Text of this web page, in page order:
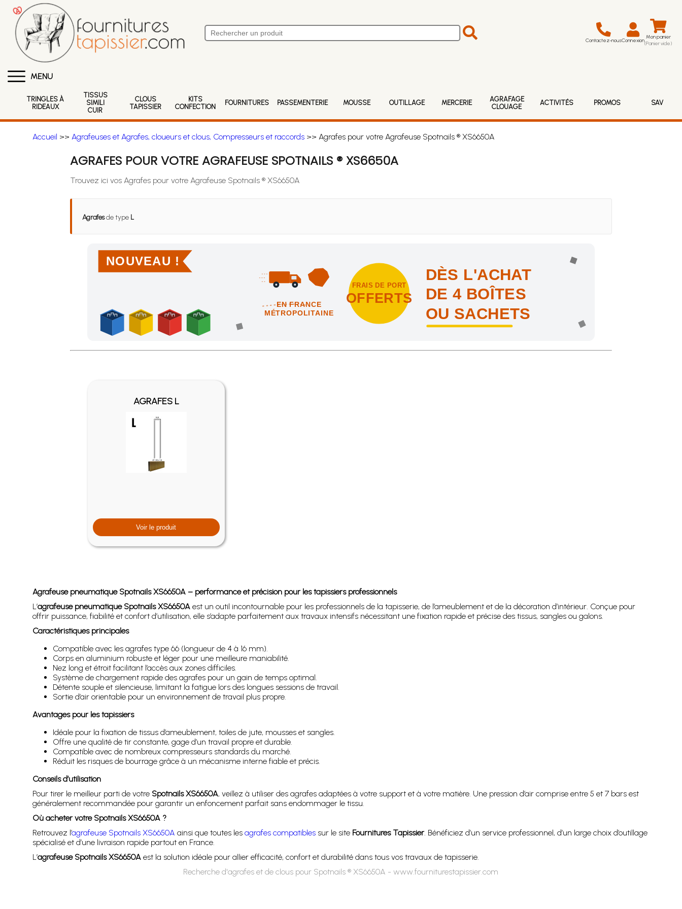
Contactez-nousConnexion Mon panier
(Panier vide)
MENU
TRINGLES À
RIDEAUX
TISSUS
SIMILI
CUIR
CLOUS
TAPISSIER
KITS
CONFECTION
FOURNITURES PASSEMENTERIE MOUSSE OUTILLAGE MERCERIE
AGRAFAGE
CLOUAGE
ACTIVITÉS PROMOS SAV
Accueil >> Agrafeuses et Agrafes, cloueurs et clous, Compresseurs et raccords>> Agrafes pour votre Agrafeuse Spotnails ® XS6650A
AGRAFES POUR VOTRE AGRAFEUSE SPOTNAILS ® XS6650A
Trouvez ici vos Agrafes pour votre Agrafeuse Spotnails ® XS6650A
Agrafesde type L
NOUVEAU !
EN FRANCE
MÉTROPOLITAINE
FRAIS DE PORT
OFFERTS
DÈS L'ACHAT
DE 4 BOÎTES
OU SACHETS
Achetez 4 sachets ou boîtes d'agrafes ou de pointes et nous vous offrons les frais de port en France métropolitaine !
AGRAFES L
Voir le produit
Agrafeuse pneumatique Spotnails XS6650A – performance et précision pour les tapissiers professionnels
L’agrafeuse pneumatique Spotnails XS6650Aest un outil incontournable pour les professionnels de la tapisserie, de l’ameublement et de la décoration d’intérieur. Conçue pour
offrir puissance, fiabilité et confort d’utilisation, elle s’adapte parfaitement aux travaux intensifs nécessitant une fixation rapide et précise des tissus, sangles ou galons.
Caractéristiques principales
Compatible avec les agrafes type 66 (longueur de 4 à 16 mm).
Corps en aluminium robuste et léger pour une meilleure maniabilité.
Nez long et étroit facilitant l’accès aux zones difficiles.
Système de chargement rapide des agrafes pour un gain de temps optimal.
Détente souple et silencieuse, limitant la fatigue lors des longues sessions de travail.
Sortie d’air orientable pour un environnement de travail plus propre.
Avantages pour les tapissiers
Idéale pour la fixation de tissus d’ameublement, toiles de jute, mousses et sangles.
Offre une qualité de tir constante, gage d’un travail propre et durable.
Compatible avec de nombreux compresseurs standards du marché.
Réduit les risques de bourrage grâce à un mécanisme interne fiable et précis.
Conseils d’utilisation
Pour tirer le meilleur parti de votre Spotnails XS6650A, veillez à utiliser des agrafes adaptées à votre support et à votre matière. Une pression d’air comprise entre 5 et 7 bars est
généralement recommandée pour garantir un enfoncement parfait sans endommager le tissu.
Où acheter votre Spotnails XS6650A ?
Retrouvez l’agrafeuse Spotnails XS6650A ainsi que toutes les agrafes compatiblessur le site Fournitures Tapissier. Bénéficiez d’un service professionnel, d’un large choix d’outillage
spécialisé et d’une livraison rapide partout en France.
L’agrafeuse Spotnails XS6650Aest la solution idéale pour allier efficacité, confort et durabilité dans tous vos travaux de tapisserie.
Recherche d'agrafes et de clous pour Spotnails ® XS6650A - www.fourniturestapissier.com